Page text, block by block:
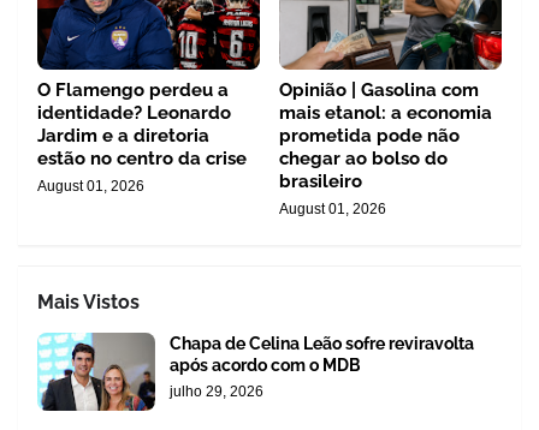
O Flamengo perdeu a
identidade? Leonardo
Jardim e a diretoria
estão no centro da crise
August 01, 2026
Opinião | Gasolina com
mais etanol: a economia
prometida pode não
chegar ao bolso do
brasileiro
August 01, 2026
Mais Vistos
Chapa de Celina Leão sofre reviravolta
após acordo com o MDB
julho 29, 2026